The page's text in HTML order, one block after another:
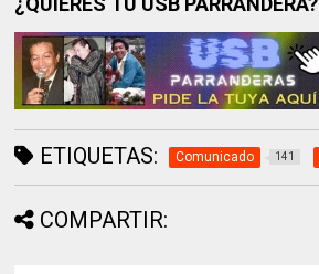
ETIQUETAS: Comunicado 141
COMPARTIR: